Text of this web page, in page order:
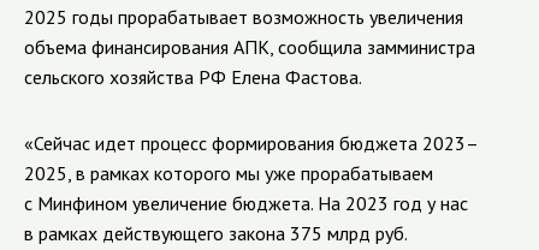
2025 годы прорабатывает возможность увеличения
объема финансирования АПК, сообщила замминистра
сельского хозяйства РФ Елена Фастова.
«Сейчас идет процесс формирования бюджета 2023–
2025, в рамках которого мы уже прорабатываем
с Минфином увеличение бюджета​​​. На 2023 год у нас
в рамках действующего закона 375 млрд руб.